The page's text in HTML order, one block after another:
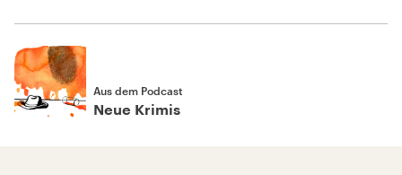
Aus dem Podcast
Neue Krimis